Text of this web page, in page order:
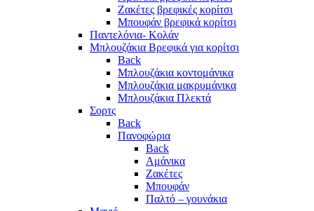
Ζακέτες βρεφικές κορίτσι
Μπουφάν βρεφικά κορίτσι
Παντελόνια- Κολάν
Μπλουζάκια Βρεφικά για κορίτσι
Back
Μπλουζάκια κοντομάνικα
Μπλουζάκια μακρυμάνικα
Μπλουζάκια Πλεκτά
Σορτς
Back
Πανοφώρια
Back
Αμάνικα
Ζακέτες
Μπουφάν
Παλτό – γουνάκια